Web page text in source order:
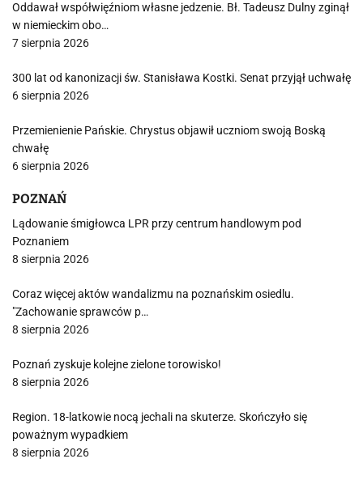
Oddawał współwięźniom własne jedzenie. Bł. Tadeusz Dulny zginął
w niemieckim obo…
7 sierpnia 2026
300 lat od kanonizacji św. Stanisława Kostki. Senat przyjął uchwałę
6 sierpnia 2026
Przemienienie Pańskie. Chrystus objawił uczniom swoją Boską
chwałę
6 sierpnia 2026
POZNAŃ
Lądowanie śmigłowca LPR przy centrum handlowym pod
Poznaniem
8 sierpnia 2026
Coraz więcej aktów wandalizmu na poznańskim osiedlu.
"Zachowanie sprawców p…
8 sierpnia 2026
Poznań zyskuje kolejne zielone torowisko!
8 sierpnia 2026
Region. 18-latkowie nocą jechali na skuterze. Skończyło się
poważnym wypadkiem
8 sierpnia 2026